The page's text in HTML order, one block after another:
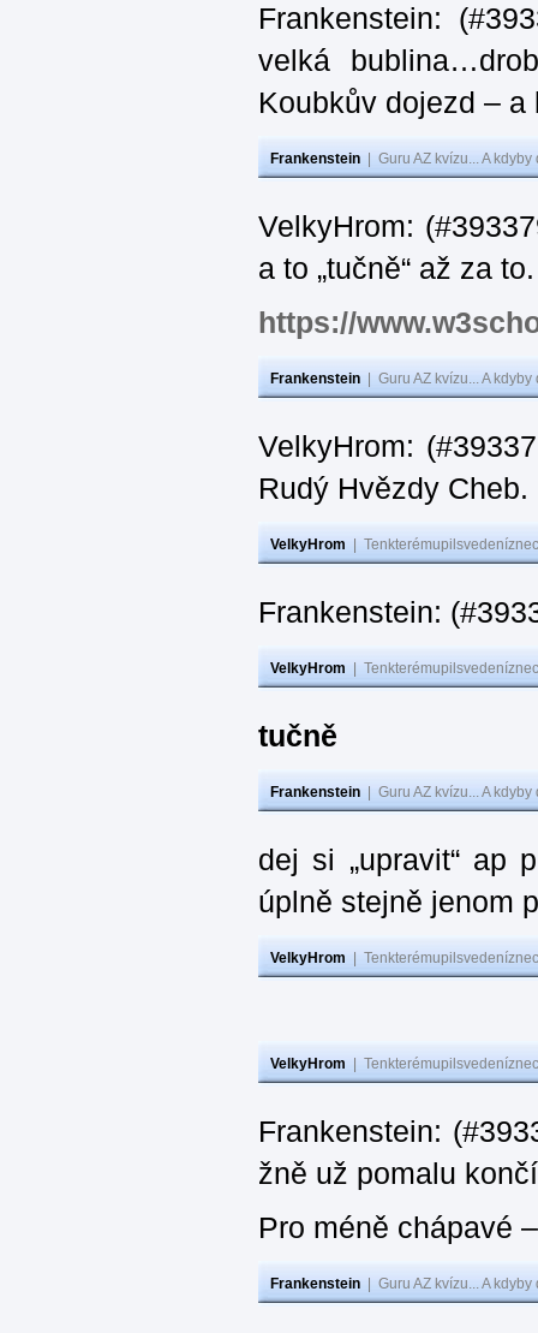
Frankenstein:
velká
Koubkův dojezd –
Frankenstein Guru AZ kvízu... A
VelkyHrom:
a to „tučně“ až za
https://
Frankenstein Guru AZ kvízu... A
VelkyHrom:
Rudý Hvězdy Cheb.
VelkyHrom
Frankenstein:
VelkyHrom
tučně
Frankenstein Guru AZ kvízu... A
dej si „upravit“ ap
úplně stejně jenom
VelkyHrom
VelkyHrom
Frankenstein:
žně už pomalu
Pro méně chápavé
Frankenstein Guru AZ kvízu... A